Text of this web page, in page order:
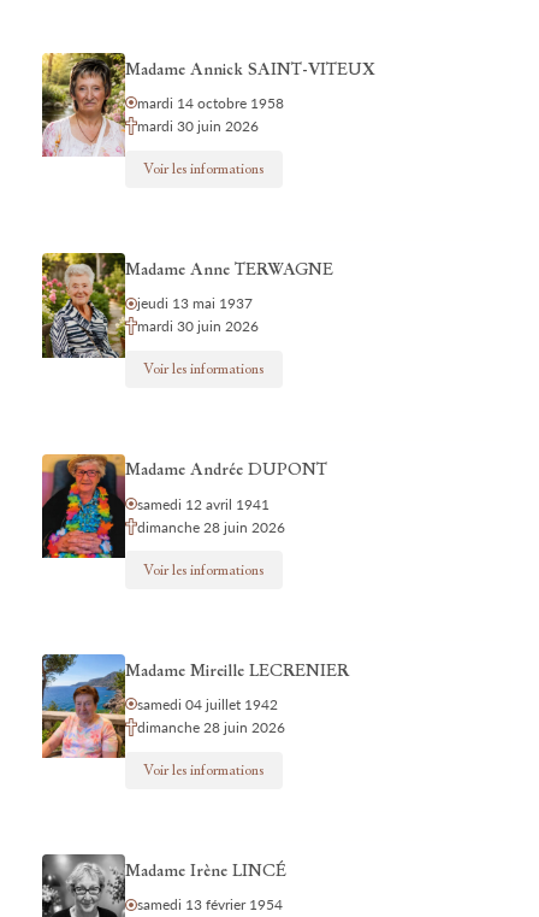
Madame Annick SAINT-VITEUX
mardi 14 octobre 1958
mardi 30 juin 2026
Voir les informations
Madame Anne TERWAGNE
jeudi 13 mai 1937
mardi 30 juin 2026
Voir les informations
Madame Andrée DUPONT
samedi 12 avril 1941
dimanche 28 juin 2026
Voir les informations
Madame Mireille LECRENIER
samedi 04 juillet 1942
dimanche 28 juin 2026
Voir les informations
Madame Irène LINCÉ
samedi 13 février 1954